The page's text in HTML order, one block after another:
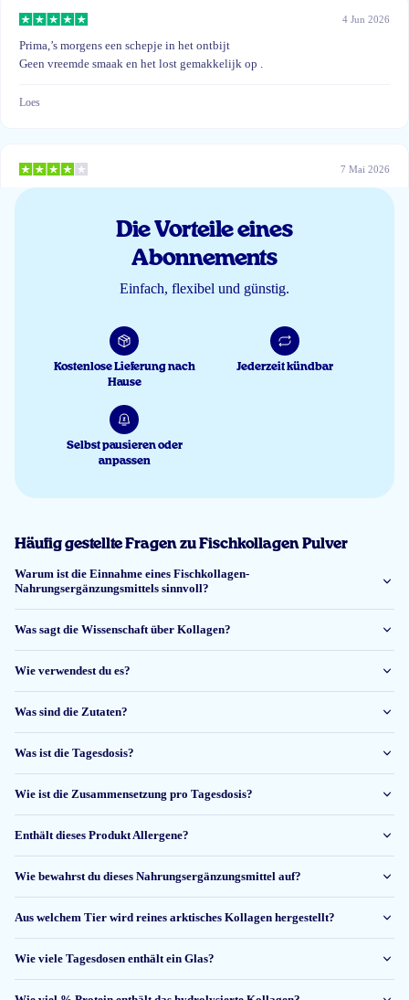
4 Jun 2026
Prima,’s morgens een schepje in het ontbijt
Geen vreemde smaak en het lost gemakkelijk op .
Loes
7 Mai 2026
Niet in capsules helaas, ben vaak van huis poedervorm niet handig.
Geschmacksneutral, löst sich schnell auf
De poeder laat zich goed mengen dus lost goed op. Smaak is prima.
Astrid Velda
Grote verpakking, aangename smaak.
Sylwia
1 Dez 2025
dan heb je absoluut geen klonters! Ik neem het nu 1 week .. ik geef een
update over een maand. Over de kwaliteit kan ik niets zeggen, omdat ik
geen deskundige ben... daar moet ik artic bleu op vertouwen..
Bianca
29 Nov 2025
Jennifer
Die Vorteile eines
Abonnements
Einfach, flexibel und günstig.
Kostenlose Lieferung nach
Hause
Jederzeit kündbar
Selbst pausieren oder
anpassen
Häufig gestellte Fragen zu Fischkollagen Pulver
Warum ist die Einnahme eines Fischkollagen-
Nahrungsergänzungsmittels sinnvoll?
Was sagt die Wissenschaft über Kollagen?
Wie verwendest du es?
Was sind die Zutaten?
Was ist die Tagesdosis?
Wie ist die Zusammensetzung pro Tagesdosis?
Enthält dieses Produkt Allergene?
Wie bewahrst du dieses Nahrungsergänzungsmittel auf?
Aus welchem Tier wird reines arktisches Kollagen hergestellt?
Wie viele Tagesdosen enthält ein Glas?